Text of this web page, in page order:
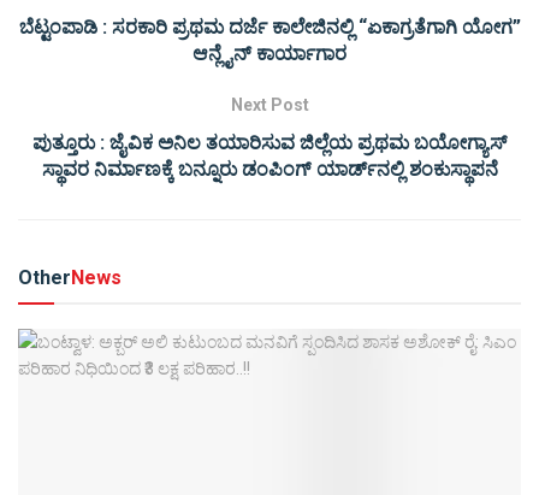
ಬೆಟ್ಟಂಪಾಡಿ : ಸರಕಾರಿ ಪ್ರಥಮ ದರ್ಜೆ ಕಾಲೇಜಿನಲ್ಲಿ “ಏಕಾಗ್ರತೆಗಾಗಿ ಯೋಗ”
ಆನ್ಲೈನ್‌ ಕಾರ್ಯಾಗಾರ
Next Post
ಪುತ್ತೂರು : ಜೈವಿಕ ಅನಿಲ ತಯಾರಿಸುವ ಜಿಲ್ಲೆಯ ಪ್ರಥಮ ಬಯೋಗ್ಯಾಸ್
ಸ್ಥಾವರ ನಿರ್ಮಾಣಕ್ಕೆ ಬನ್ನೂರು ಡಂಪಿಂಗ್ ಯಾರ್ಡ್‌ನಲ್ಲಿ ಶಂಕುಸ್ಥಾಪನೆ
OtherNews